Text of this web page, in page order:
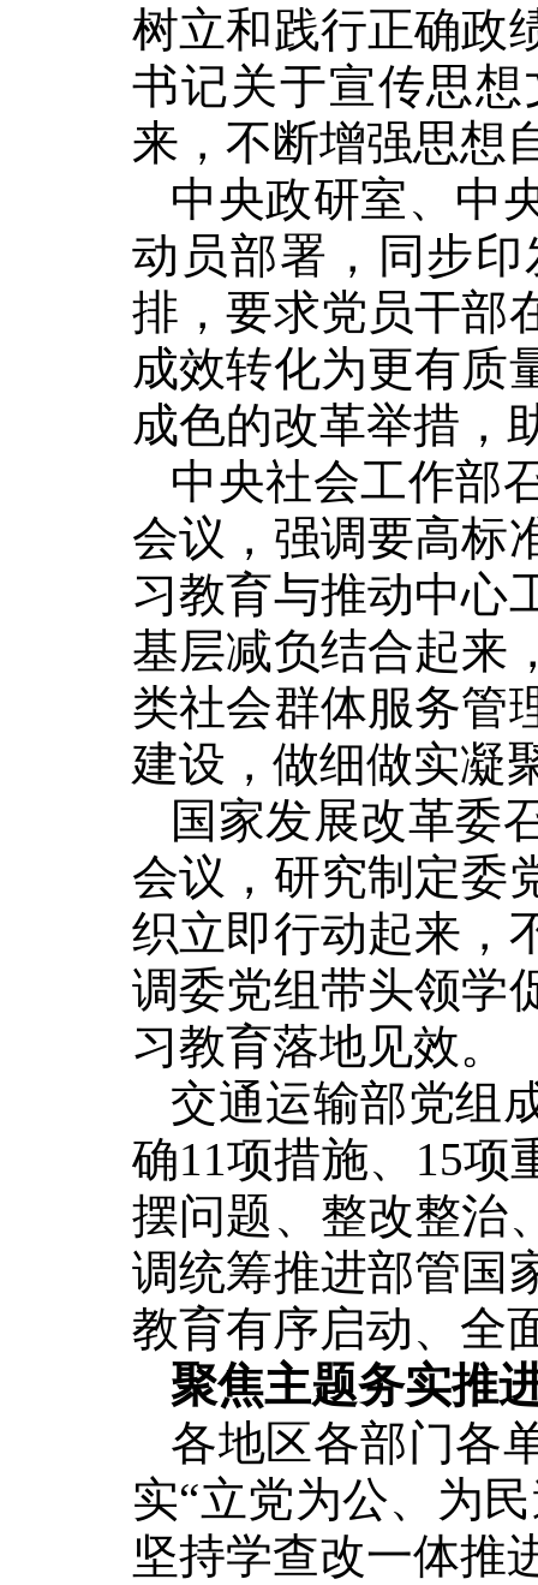
树立和践行正确政
书记关于宣传思
来，不断增强思想
中央政研室、中
动员部署，同步
排，要求党员干部
成效转化为更有质
成色的改革举措，
中央社会工作部
会议，强调要高标
习教育与推动中心
基层减负结合起来
类社会群体服务管
建设，做细做实凝
国家发展改革委
会议，研究制定委
织立即行动起来，
调委党组带头领学
习教育落地见效。
交通运输部党组
确11项措施、15项
摆问题、整改整治
调统筹推进部管国
教育有序启动、全
聚焦主题务实推
各地区各部门各
实“立党为公、为
坚持学查改一体推